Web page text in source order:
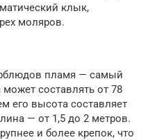
клык,
моляров.
пламя — самый
составлять от 78
его высота составляет
— от 1,5 до 2 метров.
и более крепок, что